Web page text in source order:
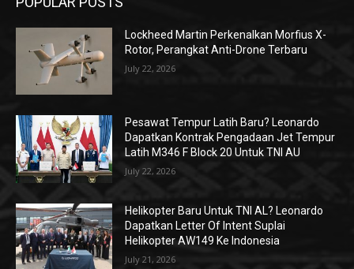
Lockheed Martin Perkenalkan Morfius X-
Rotor, Perangkat Anti-Drone Terbaru
July 22, 2026
Pesawat Tempur Latih Baru? Leonardo
Dapatkan Kontrak Pengadaan Jet Tempur
Latih M346 F Block 20 Untuk TNI AU
July 22, 2026
Helikopter Baru Untuk TNI AL? Leonardo
Dapatkan Letter Of Intent Suplai
Helikopter AW149 Ke Indonesia
July 21, 2026